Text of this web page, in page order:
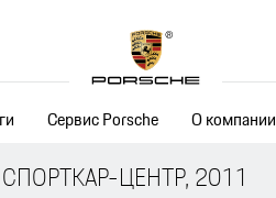
Сервис Porsche О компании
СПОРТКАР-ЦЕНТР, 2011